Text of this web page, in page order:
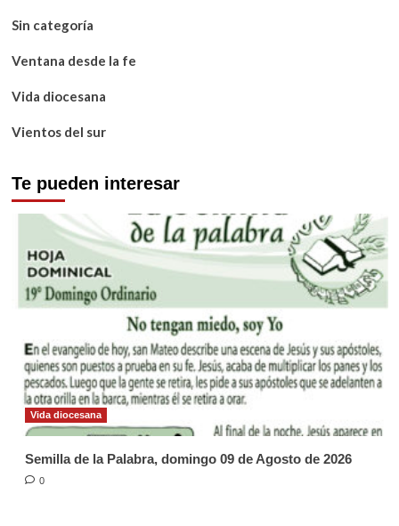
Sin categoría
Ventana desde la fe
Vida diocesana
Vientos del sur
Te pueden interesar
Vida diocesana
Semilla de la Palabra, domingo 09 de Agosto de 2026
0